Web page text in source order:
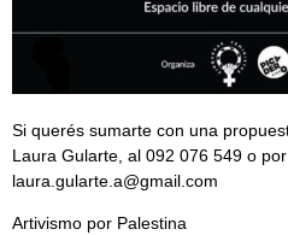
Si querés sumarte con una
Laura Gularte, al 092 076 549 o
laura.gularte.a@gmail.com
Artivismo por Palestina